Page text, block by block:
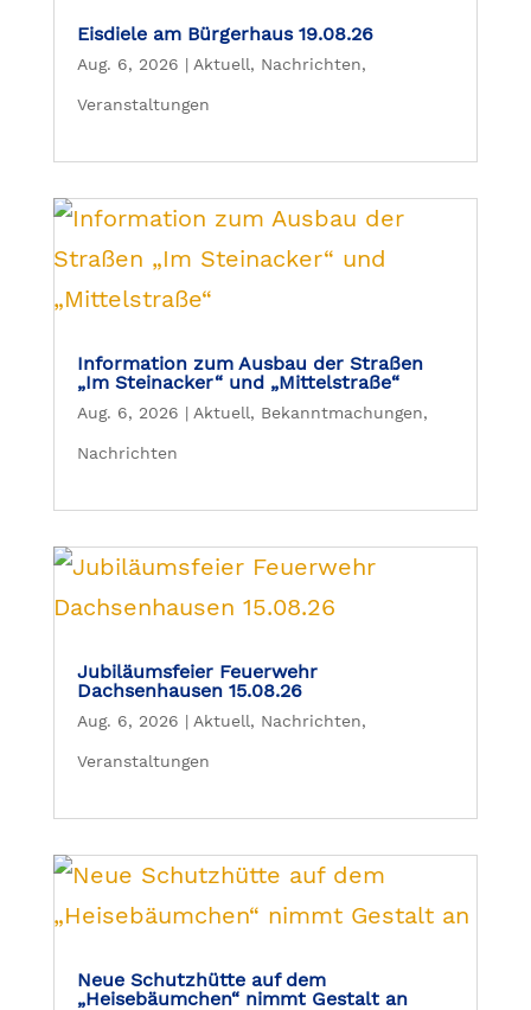
Eisdiele am Bürgerhaus 19.08.26
Aug. 6, 2026 | Aktuell, Nachrichten,
Veranstaltungen
Information zum Ausbau der Straßen
„Im Steinacker“ und „Mittelstraße“
Aug. 6, 2026 | Aktuell, Bekanntmachungen,
Nachrichten
Jubiläumsfeier Feuerwehr
Dachsenhausen 15.08.26
Aug. 6, 2026 | Aktuell, Nachrichten,
Veranstaltungen
Neue Schutzhütte auf dem
„Heisebäumchen“ nimmt Gestalt an